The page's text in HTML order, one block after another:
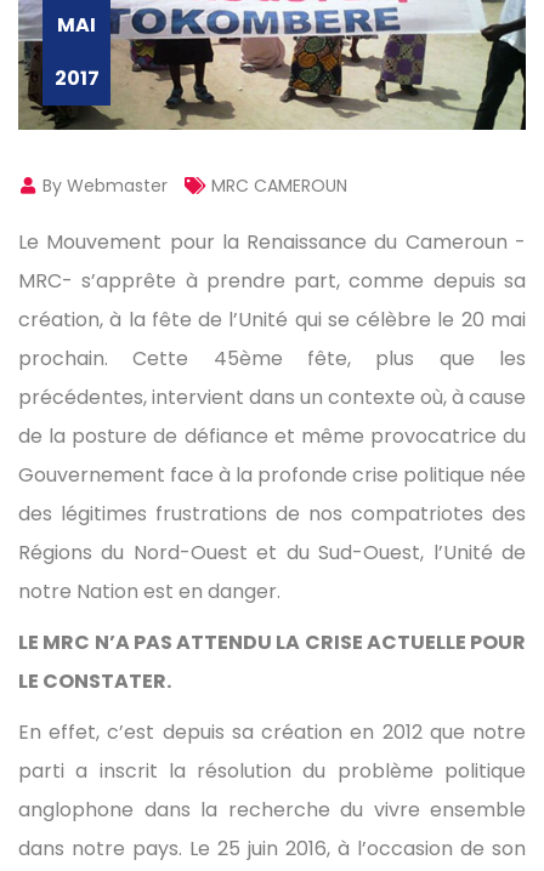
MAI
2017
By Webmaster MRC CAMEROUN
Le Mouvement pour la Renaissance du Cameroun -
MRC- s’apprête à prendre part, comme depuis sa
création, à la fête de l’Unité qui se célèbre le 20 mai
prochain. Cette 45ème fête, plus que les
précédentes, intervient dans un contexte où, à cause
de la posture de défiance et même provocatrice du
Gouvernement face à la profonde crise politique née
des légitimes frustrations de nos compatriotes des
Régions du Nord-Ouest et du Sud-Ouest, l’Unité de
notre Nation est en danger.
LE MRC N’A PAS ATTENDU LA CRISE ACTUELLE POUR
LE CONSTATER.
En effet, c’est depuis sa création en 2012 que notre
parti a inscrit la résolution du problème politique
anglophone dans la recherche du vivre ensemble
dans notre pays. Le 25 juin 2016, à l’occasion de son